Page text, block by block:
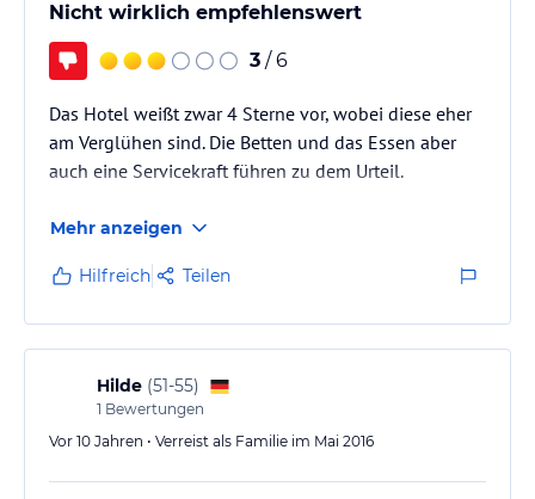
Nicht wirklich empfehlenswert
3 / 6
Das Hotel weißt zwar 4 Sterne vor, wobei diese eher
am Verglühen sind. Die Betten und das Essen aber
auch eine Servicekraft führen zu dem Urteil.
Mehr anzeigen
Hilfreich Teilen
Hilde (51-55)
1 Bewertungen
Vor 10 Jahren • Verreist als Familie im Mai 2016